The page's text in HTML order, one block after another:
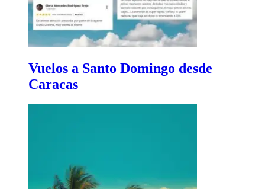
Vuelos a Santo Domingo desde
Caracas